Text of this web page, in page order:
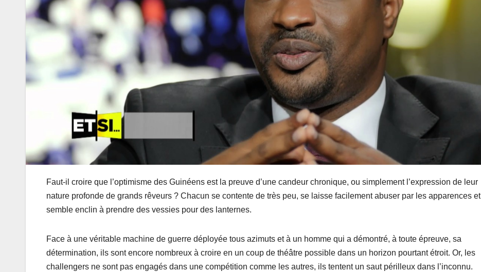
Faut-il croire que l’optimisme des Guinéens est la preuve d’une candeur chronique, ou simplement l’expression de leur
nature profonde de grands rêveurs ? Chacun se contente de très peu, se laisse facilement abuser par les apparences et
semble enclin à prendre des vessies pour des lanternes.
Face à une véritable machine de guerre déployée tous azimuts et à un homme qui a démontré, à toute épreuve, sa
détermination, ils sont encore nombreux à croire en un coup de théâtre possible dans un horizon pourtant étroit. Or, les
challengers ne sont pas engagés dans une compétition comme les autres, ils tentent un saut périlleux dans l’inconnu.